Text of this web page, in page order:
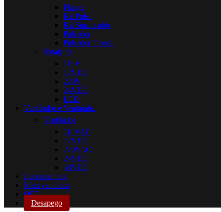
Flange
Kit Pulso
Kit Sinalizador
Pulsador
Pulsador Frontal
Sinaleiro
110V
12VDC
220V
24VDC
LED
Ventilador e Ventuinha
Ventilador
110VAC
12VDC
220VAC
24VDC
48VDC
Lançamentos
Mais vendidos
OFF
Desapego